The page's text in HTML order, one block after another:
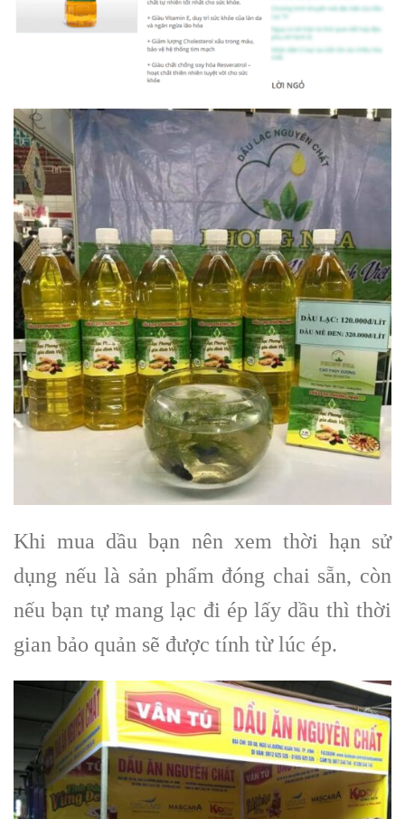
Khi mua dầu bạn nên xem thời hạn sử
dụng nếu là sản phẩm đóng chai sẵn, còn
nếu bạn tự mang lạc đi ép lấy dầu thì thời
gian bảo quản sẽ được tính từ lúc ép.